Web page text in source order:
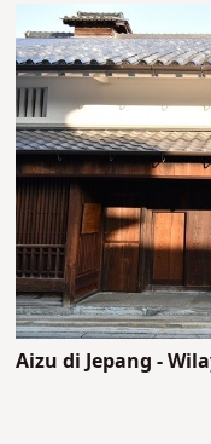
Aizu di Jepang -